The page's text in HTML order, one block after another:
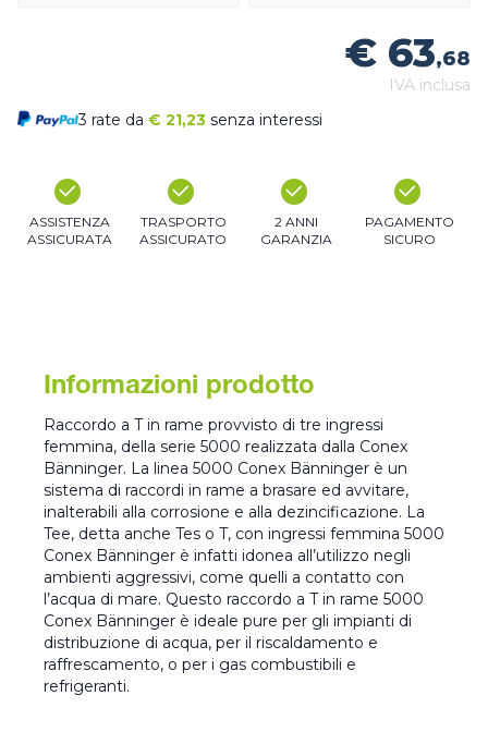
€ 63,68
IVA inclusa
3 rate da € 21,23 senza interessi
ASSISTENZA
ASSICURATA
TRASPORTO
ASSICURATO
2 ANNI
GARANZIA
PAGAMENTO
SICURO
Informazioni prodotto
Raccordo a T in rame provvisto di tre ingressi
femmina, della serie 5000 realizzata dalla Conex
Bänninger. La linea 5000 Conex Bänninger è un
sistema di raccordi in rame a brasare ed avvitare,
inalterabili alla corrosione e alla dezincificazione. La
Tee, detta anche Tes o T, con ingressi femmina 5000
Conex Bänninger è infatti idonea all’utilizzo negli
ambienti aggressivi, come quelli a contatto con
l’acqua di mare. Questo raccordo a T in rame 5000
Conex Bänninger è ideale pure per gli impianti di
distribuzione di acqua, per il riscaldamento e
raffrescamento, o per i gas combustibili e
refrigeranti.